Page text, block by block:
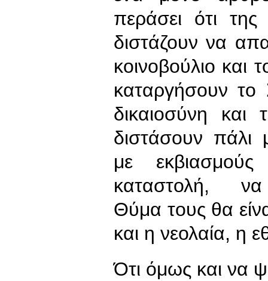
περάσει ότι
διστάζουν να
κοινοβούλιο και
καταργήσουν το
δικαιοσύνη και
διστάσουν πάλι
με
καταστολή, να
Θύμα τους θα
και η νεολαία, η
Ότι όμως και να